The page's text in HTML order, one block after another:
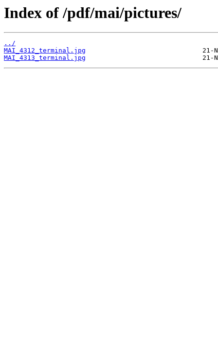
Index of /pdf/mai/pictures/
../
MAI_4312_terminal.jpg
MAI_4313_terminal.jpg